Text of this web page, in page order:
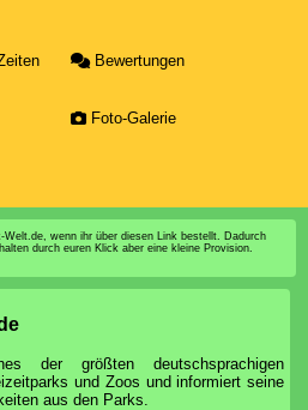
Bewertungen
Foto-Galerie
wenn ihr über diesen Link bestellt. Dadurch
durch euren Klick aber eine kleine Provision.
der größten deutschsprachigen
und Zoos und informiert seine
aus den Parks.